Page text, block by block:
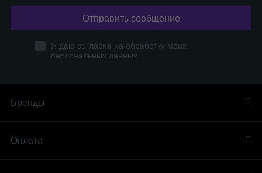
Отправить сообщение
Я даю согласие на обработку моих
персональных данных
Бренды
Оплата